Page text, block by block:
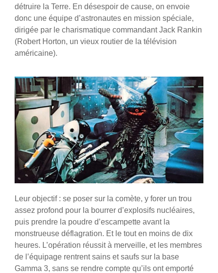
détruire la Terre. En désespoir de cause, on envoie
donc une équipe d’astronautes en mission spéciale,
dirigée par le charismatique commandant Jack Rankin
(Robert Horton, un vieux routier de la télévision
américaine).
Leur objectif : se poser sur la comète, y forer un trou
assez profond pour la bourrer d’explosifs nucléaires,
puis prendre la poudre d’escampette avant la
monstrueuse déflagration. Et le tout en moins de dix
heures. L’opération réussit à merveille, et les membres
de l’équipage rentrent sains et saufs sur la base
Gamma 3, sans se rendre compte qu’ils ont emporté